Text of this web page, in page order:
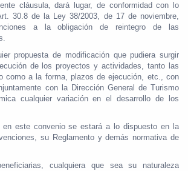
cláusula, dará lugar, de conformidad con lo
30.8 de la Ley 38/2003, de 17 de noviembre,
a la obligación de reintegro de las
propuesta de modificación que pudiera surgir
de los proyectos y actividades, tanto las
como a la forma, plazos de ejecución, etc., con
con la Dirección General de Turismo
cualquier variación en el desarrollo de los
este convenio se estará a lo dispuesto en la
su Reglamento y demás normativa de
cualquiera que sea su naturaleza